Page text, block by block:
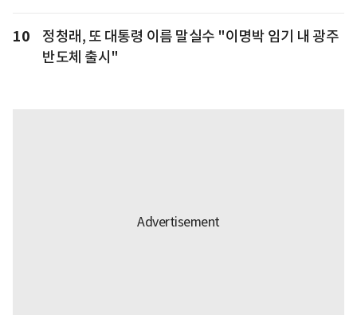
10
정청래, 또 대통령 이름 말실수 "이명박 임기 내 광주
반도체 출시"